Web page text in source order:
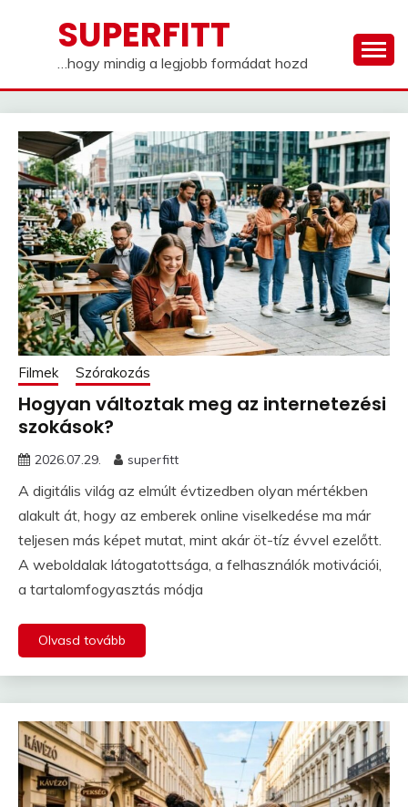
SUPERFITT
…hogy mindig a legjobb formádat hozd
Filmek Szórakozás
Hogyan változtak meg az internetezési
szokások?
2026.07.29. superfitt
A digitális világ az elmúlt évtizedben olyan mértékben
alakult át, hogy az emberek online viselkedése ma már
teljesen más képet mutat, mint akár öt-tíz évvel ezelőtt.
A weboldalak látogatottsága, a felhasználók motivációi,
a tartalomfogyasztás módja
Olvasd tovább